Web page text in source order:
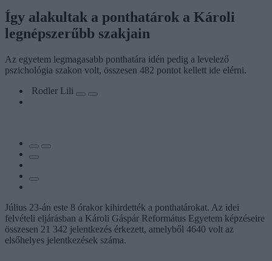
Így alakultak a ponthatárok a Károli
legnépszerűbb szakjain
Az egyetem legmagasabb ponthatára idén pedig a levelező
pszichológia szakon volt, összesen 482 pontot kellett ide elérni.
Rodler Lili
Július 23-án este 8 órakor kihirdették a ponthatárokat. Az idei
felvételi eljárásban a Károli Gáspár Református Egyetem képzéseire
összesen 21 342 jelentkezés érkezett, amelyből 4640 volt az
elsőhelyes jelentkezések száma.